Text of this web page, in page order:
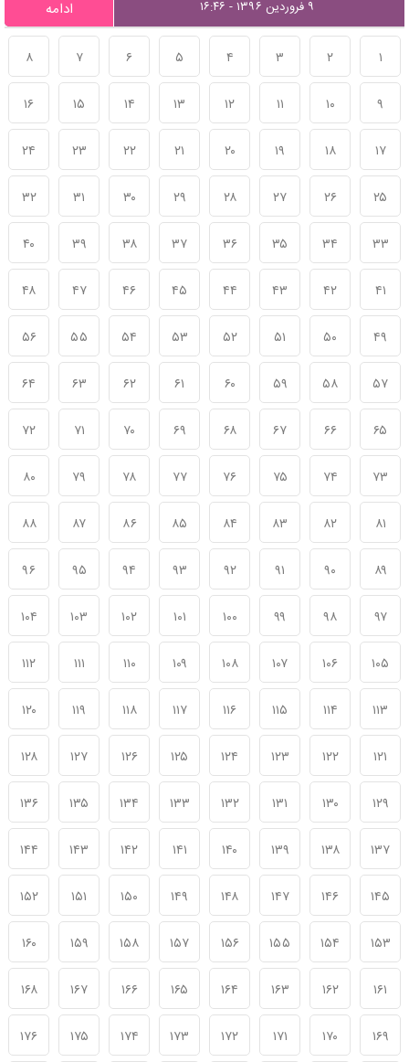
۹ فروردین ۱۳۹۶ - ۱۶:۴۶ ادامه
۱ ۲ ۳ ۴ ۵ ۶ ۷ ۸
۹ ۱۰ ۱۱ ۱۲ ۱۳ ۱۴ ۱۵ ۱۶
۱۷ ۱۸ ۱۹ ۲۰ ۲۱ ۲۲ ۲۳ ۲۴
۲۵ ۲۶ ۲۷ ۲۸ ۲۹ ۳۰ ۳۱ ۳۲
۳۳ ۳۴ ۳۵ ۳۶ ۳۷ ۳۸ ۳۹ ۴۰
۴۱ ۴۲ ۴۳ ۴۴ ۴۵ ۴۶ ۴۷ ۴۸
۴۹ ۵۰ ۵۱ ۵۲ ۵۳ ۵۴ ۵۵ ۵۶
۵۷ ۵۸ ۵۹ ۶۰ ۶۱ ۶۲ ۶۳ ۶۴
۶۵ ۶۶ ۶۷ ۶۸ ۶۹ ۷۰ ۷۱ ۷۲
۷۳ ۷۴ ۷۵ ۷۶ ۷۷ ۷۸ ۷۹ ۸۰
۸۱ ۸۲ ۸۳ ۸۴ ۸۵ ۸۶ ۸۷ ۸۸
۸۹ ۹۰ ۹۱ ۹۲ ۹۳ ۹۴ ۹۵ ۹۶
۹۷ ۹۸ ۹۹ ۱۰۰ ۱۰۱ ۱۰۲ ۱۰۳ ۱۰۴
۱۰۵ ۱۰۶ ۱۰۷ ۱۰۸ ۱۰۹ ۱۱۰ ۱۱۱ ۱۱۲
۱۱۳ ۱۱۴ ۱۱۵ ۱۱۶ ۱۱۷ ۱۱۸ ۱۱۹ ۱۲۰
۱۲۱ ۱۲۲ ۱۲۳ ۱۲۴ ۱۲۵ ۱۲۶ ۱۲۷ ۱۲۸
۱۲۹ ۱۳۰ ۱۳۱ ۱۳۲ ۱۳۳ ۱۳۴ ۱۳۵ ۱۳۶
۱۳۷ ۱۳۸ ۱۳۹ ۱۴۰ ۱۴۱ ۱۴۲ ۱۴۳ ۱۴۴
۱۴۵ ۱۴۶ ۱۴۷ ۱۴۸ ۱۴۹ ۱۵۰ ۱۵۱ ۱۵۲
۱۵۳ ۱۵۴ ۱۵۵ ۱۵۶ ۱۵۷ ۱۵۸ ۱۵۹ ۱۶۰
۱۶۱ ۱۶۲ ۱۶۳ ۱۶۴ ۱۶۵ ۱۶۶ ۱۶۷ ۱۶۸
۱۶۹ ۱۷۰ ۱۷۱ ۱۷۲ ۱۷۳ ۱۷۴ ۱۷۵ ۱۷۶